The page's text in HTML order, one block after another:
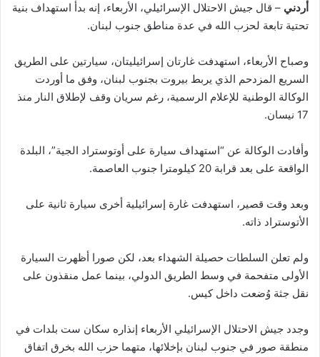
أردني – قال جيش الاحتلال الإسرائيلي، الأربعاء، إنه بدأ استهداف بنية
تحتية تابعة لحزب الله في عدة مناطق جنوب لبنان.
وصباح الأربعاء، استهدفت غارتان إسرائيليتان، سيارتين على الطريق
السريع المزدحم الذي يربط بيروت بجنوب لبنان، وفق ما أوردت
الوكالة الوطنية للإعلام الرسمية، رغم سريان وقف لإطلاق النار منذ
17 نيسان.
وأفادت الوكالة عن “استهداف سيارة على أوتوستراد الجية”، البلدة
الواقعة على بعد قرابة 20 كيلومترا جنوب العاصمة.
وبعد وقت قصير، استهدفت غارة إسرائيلية أخرى سيارة ثانية على
الأتوستراد ذاته.
ولم تعلن السلطات حصيلة الشهداء بعد، لكن صورا أظهرت السيارة
الأولى متفحمة في وسط الطريق الدولي، بينما عمل منقذون على
نقل جثة وُضعت داخل كيس.
وجدد جيش الاحتلال الإسرائيلي الأربعاء إنذاره سكان ست بلدات في
منطقة صور في جنوب لبنان بإخلائها، متهما حزب الله بخرق اتفاق